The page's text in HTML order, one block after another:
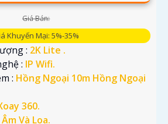
Giá Bán:
Khuyến Mại: 5%-35%
: 2K Lite .
: IP Wifi.
: Hồng Ngoại 10m Hồng Ngoại
360.
Và Loa.